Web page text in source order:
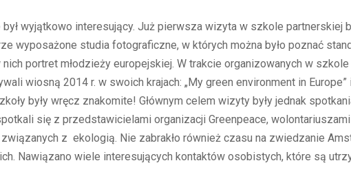
wyjątkowo interesujący. Już pierwsza wizyta w szkole partnerskiej
wyposażone studia fotograficzne, w których można było poznać
portret młodzieży europejskiej. W trakcie organizowanych w
wiosną 2014 r. w swoich krajach: „My green environment in
były wręcz znakomite! Głównym celem wizyty były jednak
się z przedstawicielami organizacji Greenpeace,
z ekologią. Nie zabrakło również czasu na zwiedzanie
Nawiązano wiele interesujących kontaktów osobistych, które są